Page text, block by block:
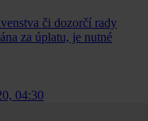
či dozorčí rady
za úplatu, je nutné
04:30